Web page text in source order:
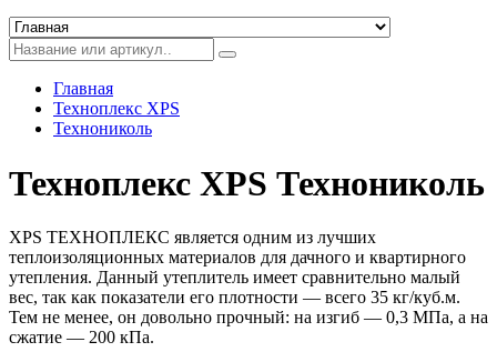
Главная
Техноплекс XPS
Технониколь
Техноплекс XPS Технониколь
XPS ТЕХНОПЛЕКС является одним из лучших
теплоизоляционных материалов для дачного и квартирного
утепления. Данный утеплитель имеет сравнительно малый
вес, так как показатели его плотности — всего 35 кг/куб.м.
Тем не менее, он довольно прочный: на изгиб — 0,3 МПа, а на
сжатие — 200 кПа.